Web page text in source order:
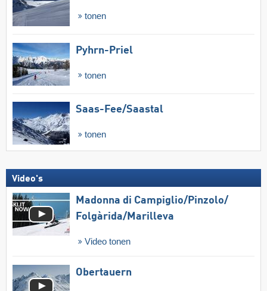
tonen
Pyhrn-Priel
tonen
Saas-Fee/​Saastal
tonen
Video's
Madonna di Campiglio/​Pinzolo/​
Folgàrida/​Marilleva
Video tonen
Obertauern